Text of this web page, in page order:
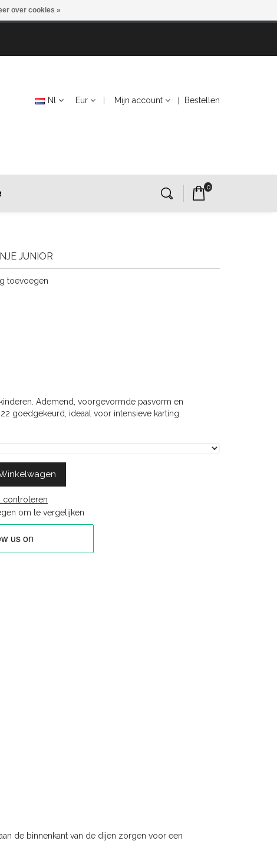
Nl Eur Mijn account Bestellen
0
JUNIOR
toevoegen
Ademend, voorgevormde pasvorm en
goedgekeurd, ideaal voor intensieve karting.
controleren
om te vergelijken
de binnenkant van de dijen zorgen voor een
over cookies »